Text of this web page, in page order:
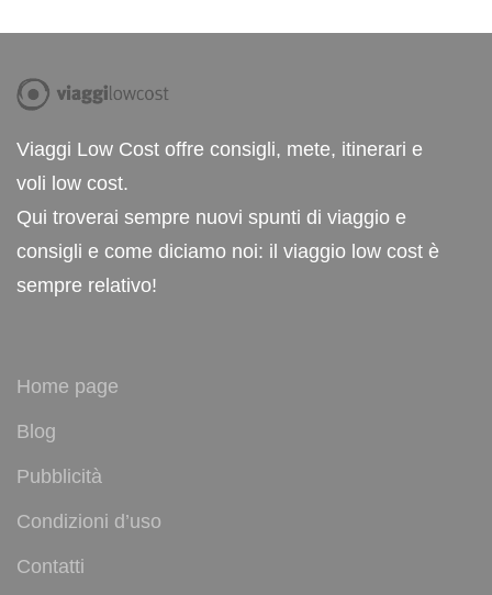
Viaggi Low Cost offre consigli, mete, itinerari e
voli low cost.
Qui troverai sempre nuovi spunti di viaggio e
consigli e come diciamo noi: il viaggio low cost è
sempre relativo!
Home page
Blog
Pubblicità
Condizioni d’uso
Contatti